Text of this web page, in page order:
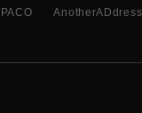
AnotherADdress